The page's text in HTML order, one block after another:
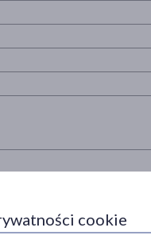
cookie